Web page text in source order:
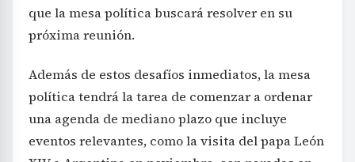
que la mesa política buscará resolver en su
próxima reunión.
Además de estos desafíos inmediatos, la mesa
política tendrá la tarea de comenzar a ordenar
una agenda de mediano plazo que incluye
eventos relevantes, como la visita del papa León